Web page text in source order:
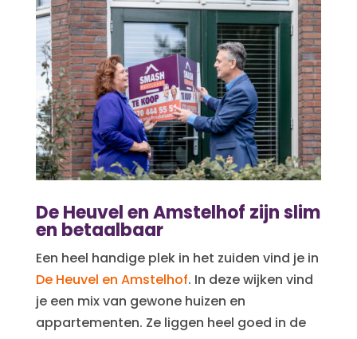
De Heuvel en Amstelhof zijn slim
en betaalbaar
Een heel handige plek in het zuiden vind je in
De Heuvel en Amstelhof. In deze wijken vind
je een mix van gewone huizen en
appartementen. Ze liggen heel goed in de